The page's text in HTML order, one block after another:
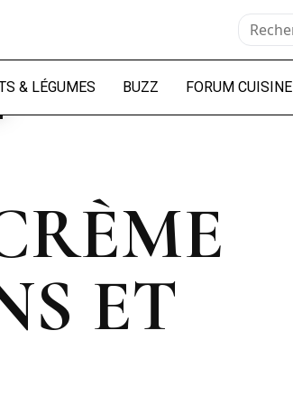
& LÉGUMES BUZZ FORUM CUISINE
ET